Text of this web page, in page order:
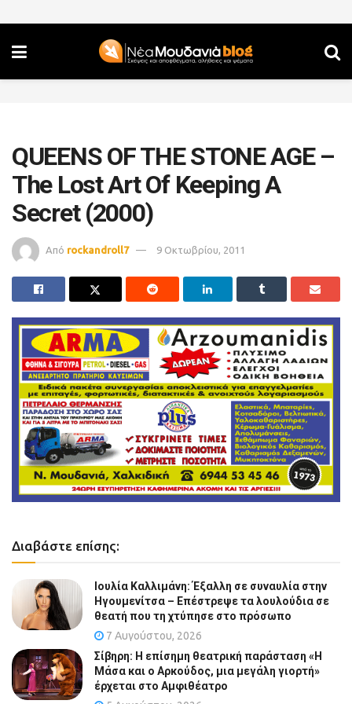
QUEENS OF THE STONE AGE –
The Lost Art Of Keeping A
Secret (2000)
Από rockandroll7 9 Οκτωβρίου, 2011
Διαβάστε επίσης:
Ιουλία Καλλιμάνη: Έξαλλη σε συναυλία στην
Ηγουμενίτσα – Επέστρεψε τα λουλούδια σε
θεατή που τη χτύπησε στο πρόσωπο
7 Αυγούστου, 2026
Σίβηρη: Η επίσημη θεατρική παράσταση «Η
Μάσα και ο Αρκούδος, μια μεγάλη γιορτή»
έρχεται στο Αμφιθέατρο